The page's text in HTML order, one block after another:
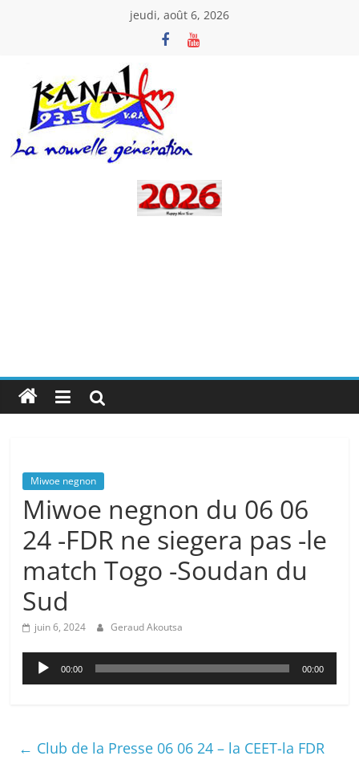
jeudi, août 6, 2026
Kanal
Miwoe negnon
Miwoe negnon du 06 06
24 -FDR ne siegera pas -le
match Togo -Soudan du
Sud
juin 6, 2024 Geraud Akoutsa
Lecteur
audio
00:00 00:00
← Club de la Presse 06 06 24 – la CEET-la FDR